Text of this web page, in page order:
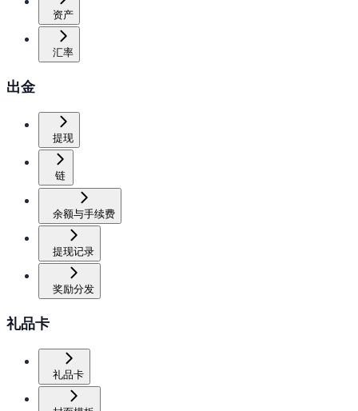
资产
汇率
出金
提现
链
余额与手续费
提现记录
奖励分发
礼品卡
礼品卡